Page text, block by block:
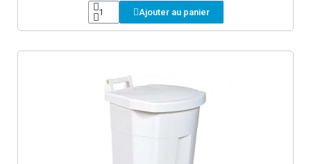
Ajouter au panier